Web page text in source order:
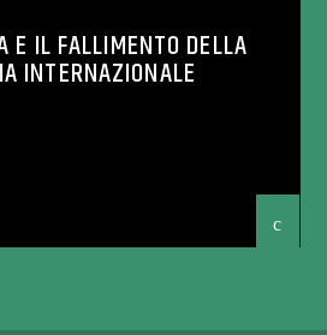
E IL FALLIMENTO DELLA
INTERNAZIONALE